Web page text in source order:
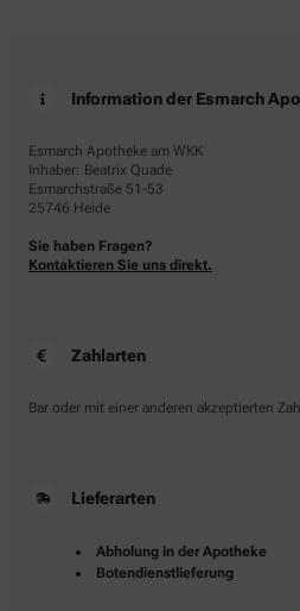
Information der Esmarch
Esmarch Apotheke am WKK
Inhaber: Beatrix Quade
Esmarchstraße 51-53
25746 Heide
Sie haben Fragen?
Kontaktieren Sie uns direkt.
Zahlarten
Bar oder mit einer anderen akzeptierten
Lieferarten
Abholung in der Apotheke
Botendienstlieferung